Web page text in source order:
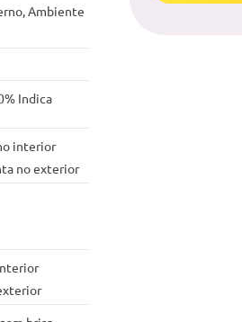
Ambiente
Indica
interior
no exterior